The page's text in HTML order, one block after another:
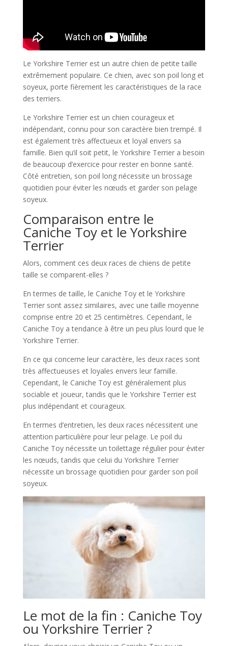
Le Yorkshire Terrier est un autre chien de petite taille
extrêmement populaire. Ce chien, avec son poil long et
soyeux, porte fièrement les caractéristiques de la race
des terriers.
Le Yorkshire Terrier est un chien courageux et
indépendant, connu pour son caractère bien trempé. Il
est également très affectueux et loyal envers sa
famille. Bien qu’il soit petit, le Yorkshire Terrier a besoin
de beaucoup d’exercice pour rester en bonne santé.
Côté entretien, son poil long nécessite un brossage
quotidien pour éviter les nœuds et garder son pelage
soyeux.
Comparaison entre le
Caniche Toy et le Yorkshire
Terrier
Alors, comment ces deux races de chiens de petite
taille se comparent-elles ?
En termes de taille, le Caniche Toy et le Yorkshire
Terrier sont assez similaires, avec une taille moyenne
comprise entre 20 et 25 centimètres. Cependant, le
Caniche Toy a tendance à être un peu plus lourd que le
Yorkshire Terrier.
En ce qui concerne leur caractère, les deux races sont
très affectueuses et loyales envers leur famille.
Cependant, le Caniche Toy est généralement plus
sociable et joueur, tandis que le Yorkshire Terrier est
plus indépendant et courageux.
En termes d’entretien, les deux races nécessitent une
attention particulière pour leur pelage. Le poil du
Caniche Toy nécessite un toilettage régulier pour éviter
les nœuds, tandis que celui du Yorkshire Terrier
nécessite un brossage quotidien pour garder son poil
soyeux.
Le mot de la fin : Caniche Toy
ou Yorkshire Terrier ?